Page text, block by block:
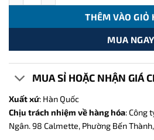
THÊM VÀO GIỎ
MUA NGAY
MUA SỈ HOẶC NHẬN GIÁ
Xuất xứ: Hàn Quốc
Chịu trách nhiệm về hàng hóa: Công
Ngân. 98 Calmette, Phường Bến